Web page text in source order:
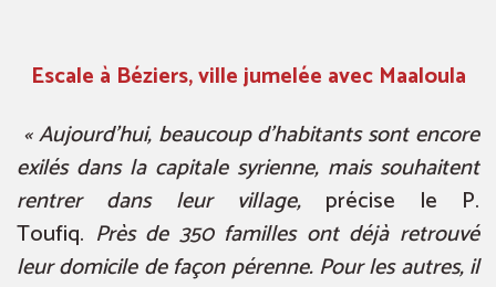
Escale à Béziers, ville jumelée avec Maaloula
« Aujourd’hui, beaucoup d’habitants sont encore
exilés dans la capitale syrienne, mais souhaitent
rentrer dans leur village, précise le P.
Toufiq. Près de 350 familles ont déjà retrouvé
leur domicile de façon pérenne. Pour les autres, il